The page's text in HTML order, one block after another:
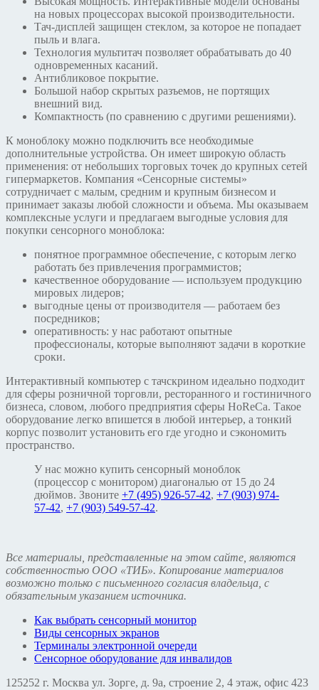
на новых процессорах высокой производительности.
Тач-дисплей защищен стеклом, за которое не попадает
пыль и влага.
Технология мультитач позволяет обрабатывать до 40
одновременных касаний.
Антибликовое покрытие.
Большой набор скрытых разъемов, не портящих
внешний вид.
Компактность (по сравнению с другими решениями).
К моноблоку можно подключить все необходимые
дополнительные устройства. Он имеет широкую область
применения: от небольших торговых точек до крупных сетей
гипермаркетов. Компания «Сенсорные системы»
сотрудничает с малым, средним и крупным бизнесом и
принимает заказы любой сложности и объема. Мы оказываем
комплексные услуги и предлагаем выгодные условия для
покупки сенсорного моноблока:
понятное программное обеспечение, с которым легко
работать без привлечения программистов;
качественное оборудование — используем продукцию
мировых лидеров;
выгодные цены от производителя — работаем без
посредников;
оперативность: у нас работают опытные
профессионалы, которые выполняют задачи в короткие
сроки.
Интерактивный компьютер с тачскрином идеально подходит
для сферы розничной торговли, ресторанного и гостиничного
бизнеса, словом, любого предприятия сферы HoReCa. Такое
оборудование легко впишется в любой интерьер, а тонкий
корпус позволит установить его где угодно и сэкономить
пространство.
У нас можно купить сенсорный моноблок
(процессор с монитором) диагональю от 15 до 24
дюймов. Звоните +7 (495) 926-57-42, +7 (903) 974-
57-42, +7 (903) 549-57-42.
Все материалы, представленные на этом сайте, являются
собственностью ООО «ТИБ». Копирование материалов
возможно только с письменного согласия владельца, с
обязательным указанием источника.
Как выбрать сенсорный монитор
Виды сенсорных экранов
Терминалы электронной очереди
Сенсорное оборудование для инвалидов
125252 г. Москва ул. Зорге, д. 9а, строение 2, 4 этаж, офис 423